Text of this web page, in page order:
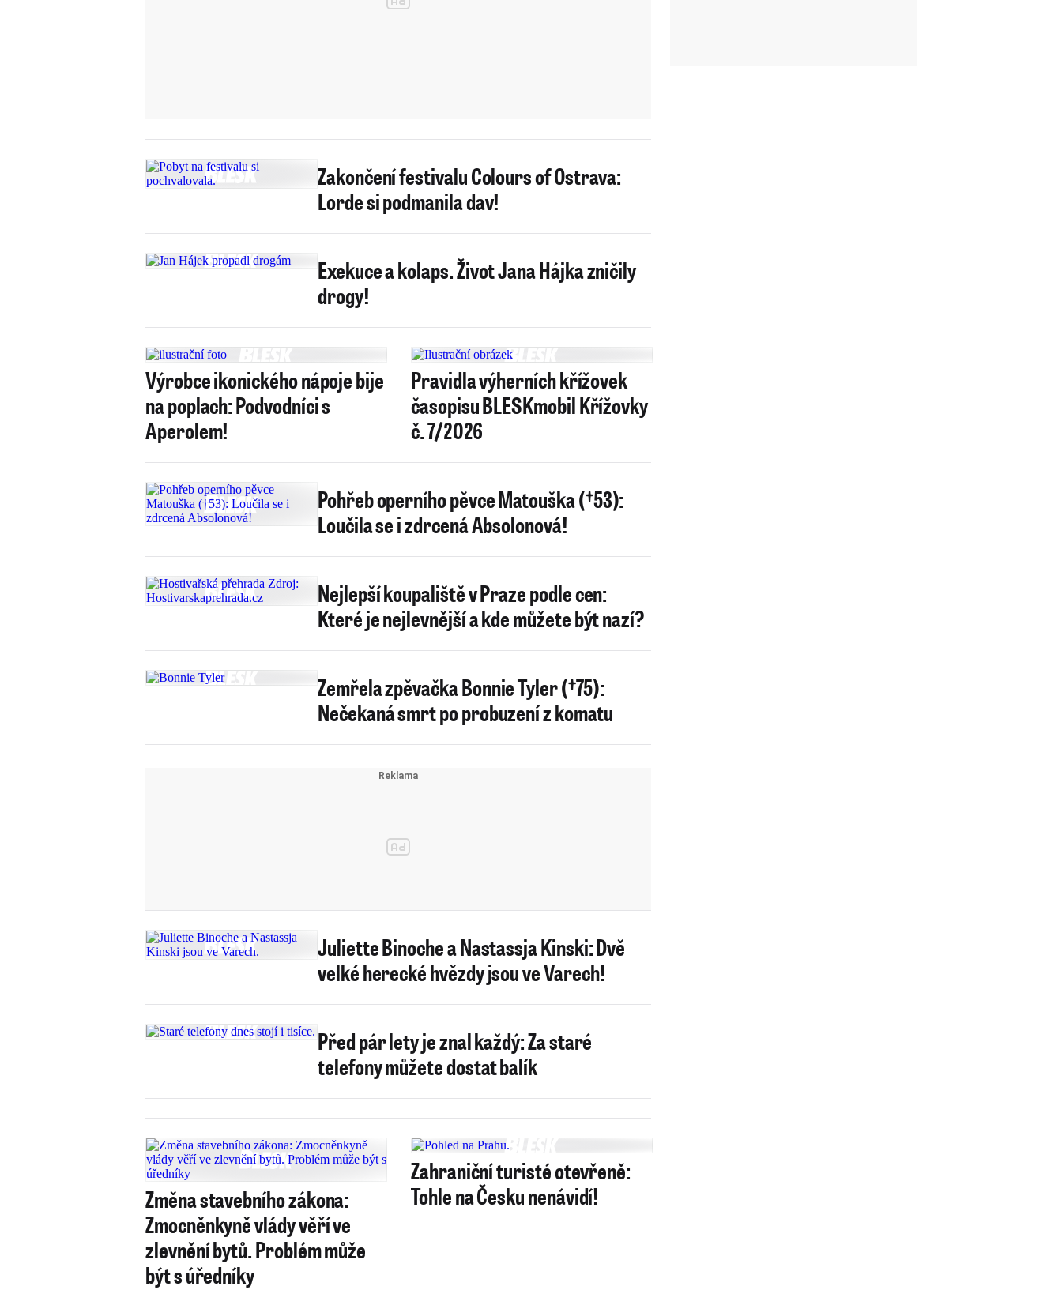
Zakončení festivalu Colours of Ostrava:
Lorde si podmanila dav!
Exekuce a kolaps. Život Jana Hájka zničily
drogy!
Výrobce ikonického nápoje bije
na poplach: Podvodníci s
Aperolem!
Pravidla výherních křížovek
časopisu BLESKmobil Křížovky
č. 7/2026
Pohřeb operního pěvce Matouška (†53):
Loučila se i zdrcená Absolonová!
Nejlepší koupaliště v Praze podle cen:
Které je nejlevnější a kde můžete být nazí?
Zemřela zpěvačka Bonnie Tyler (†75):
Nečekaná smrt po probuzení z komatu
Juliette Binoche a Nastassja Kinski: Dvě
velké herecké hvězdy jsou ve Varech!
Před pár lety je znal každý: Za staré
telefony můžete dostat balík
Změna stavebního zákona:
Zmocněnkyně vlády věří ve
zlevnění bytů. Problém může
být s úředníky
Zahraniční turisté otevřeně:
Tohle na Česku nenávidí!